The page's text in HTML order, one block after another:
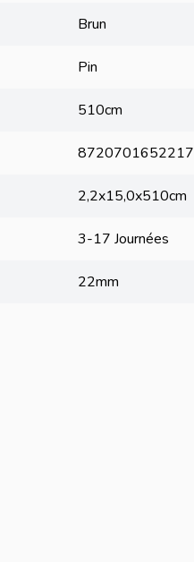
Brun
Pin
510cm
8720701652217
2,2x15,0x510cm
3-17 Journées
22mm